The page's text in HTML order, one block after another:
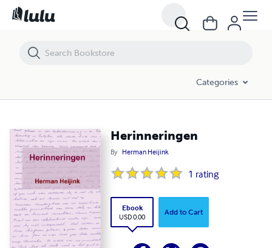
Categories
Herinneringen
By Herman Heijink
1 rating
Ebook
USD 0.00
Add to Cart
Herinneringen